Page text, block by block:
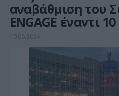
αναβάθμιση του
ENGAGE έναντι
10.06.2024